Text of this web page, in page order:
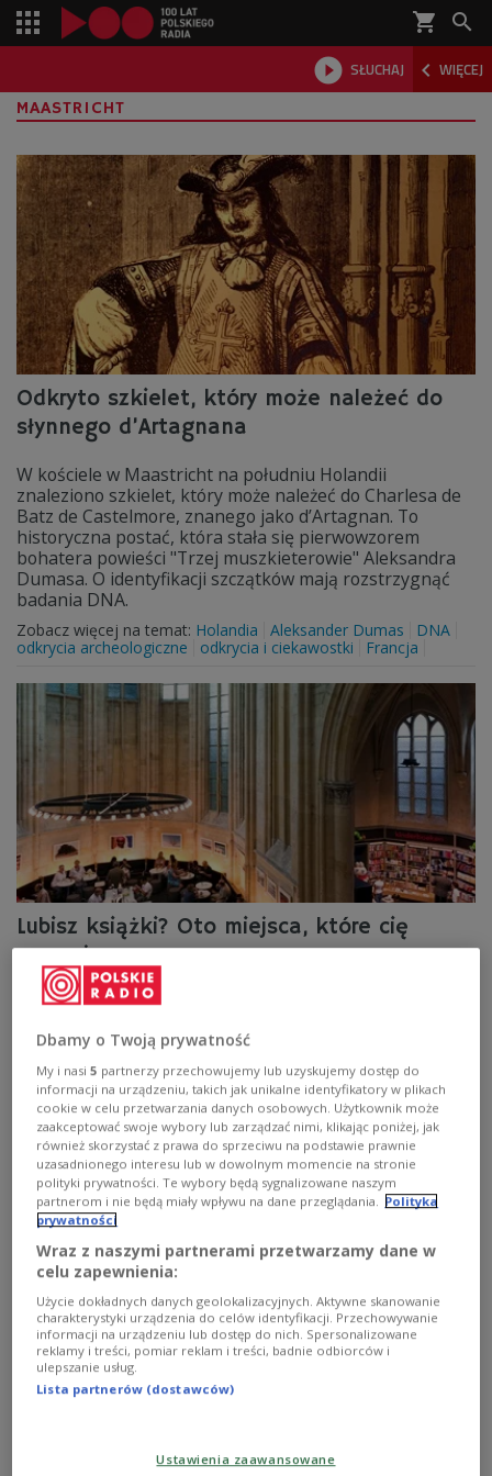
shopping_cart 
 SŁUCHAJ  WIĘCEJ

MAASTRICHT
Odkryto szkielet, który może należeć do
słynnego d’Artagnana
W kościele w Maastricht na południu Holandii
znaleziono szkielet, który może należeć do Charlesa de
Batz de Castelmore, znanego jako d’Artagnan. To
historyczna postać, która stała się pierwowzorem
bohatera powieści "Trzej muszkieterowie" Aleksandra
Dumasa. O identyfikacji szczątków mają rozstrzygnąć
badania DNA.
Zobacz więcej na temat: Holandia Aleksander Dumas
DNA
odkrycia archeologiczne
odkrycia i ciekawostki Francja
Lubisz książki? Oto miejsca, które cię
oczarują
Księgarnie to nie tylko zwykłe "sklepy z książkami", lecz
asortymentowi może czasem dziać się magia. Zwłaszcza
kiedy przestrzenią dla uginających się półek jest
niepowtarzalna architektura.
Zobacz więcej na temat:KSIĄŻKA Buenos Aires Porto
Chiny literatura architektura
Dbamy o Twoją prywatność
My i nasi5 partnerzy przechowujemy lub uzyskujemy dostęp do
informacji na urządzeniu, takich jak unikalne identyfikatory w plikach
cookie w celu przetwarzania danych osobowych. Użytkownik może
zaakceptować swoje wybory lub zarządzać nimi, klikając poniżej, jak
również skorzystać z prawa do sprzeciwu na podstawie prawnie
uzasadnionego interesu lub w dowolnym momencie na stronie
polityki prywatności. Te wybory będą sygnalizowane naszym
partnerom i nie będą miały wpływu na dane przeglądania. Polityka
prywatności
Wraz z naszymi partnerami przetwarzamy dane w
celu zapewnienia:
Użycie dokładnych danych geolokalizacyjnych. Aktywne skanowanie
charakterystyki urządzenia do celów identyfikacji. Przechowywanie
informacji na urządzeniu lub dostęp do nich. Spersonalizowane
reklamy i treści, pomiar reklam i treści, badnie odbiorców i
ulepszanie usług.
Lista partnerów (dostawców)
Ustawienia zaawansowane